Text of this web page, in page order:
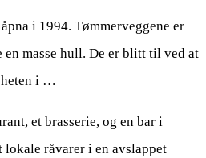
i 1994. Tømmerveggene er
en masse hull. De er blitt til ved at
i …
et brasserie, og en bar i
råvarer i en avslappet